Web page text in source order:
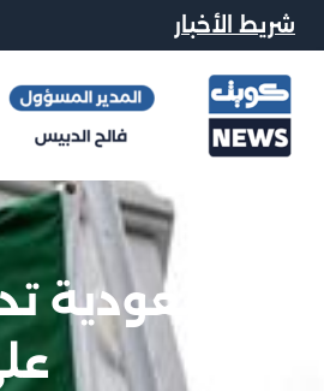
شريط الأخبار
السعودية